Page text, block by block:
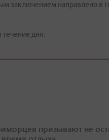
заключением направлено в
течение дня.
призывают не